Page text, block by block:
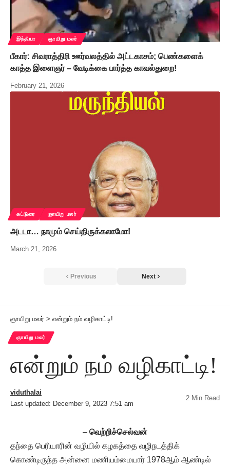
இந்தியா ஞாயிறு மலர்
பீகார்: சிவராத்திரி ஊர்வலத்தில் அட்டகாசம்; பெண்களைக்
காத்த இளைஞர் – வேடிக்கை பார்த்த காவல்துறை!
February 21, 2026
கட்டுரை ஞாயிறு மலர்
அடடா… நாமும் செய்திருக்கலாமோ!
March 21, 2026
Previous Next
ஞாயிறு மலர் > என்றும் நம் வழிகாட்டி!
ஞாயிறு மலர்
என்றும் நம் வழிகாட்டி!
Last updated: December 9, 2023 7:51 am
viduthalai
2 Min Read
– வெற்றிச்செல்வன்
தந்தை பெரியாரின் வழியில் கழகத்தை வழிநடத்திக்
கொண்டிருந்த அன்னை மணியம்மையார் 1978ஆம் ஆண்டில்